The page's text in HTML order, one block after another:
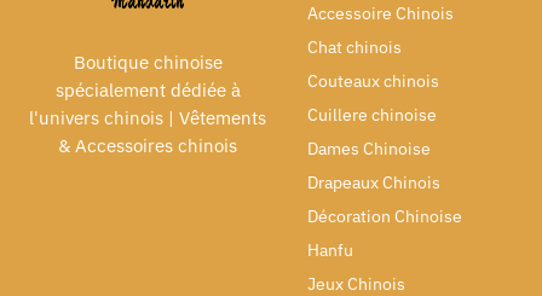
Boutique chinoise
spécialement dédiée à
l'univers chinois | Vêtements
& Accessoires chinois
Accessoire Chinois
Chat chinois
Couteaux chinois
Cuillere chinoise
Dames Chinoise
Drapeaux Chinois
Décoration Chinoise
Hanfu
Jeux Chinois